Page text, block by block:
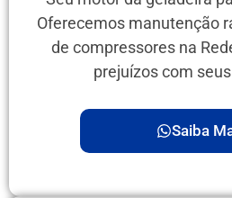
Oferecemos manutenção
de compressores na
prejuízos com
Saiba